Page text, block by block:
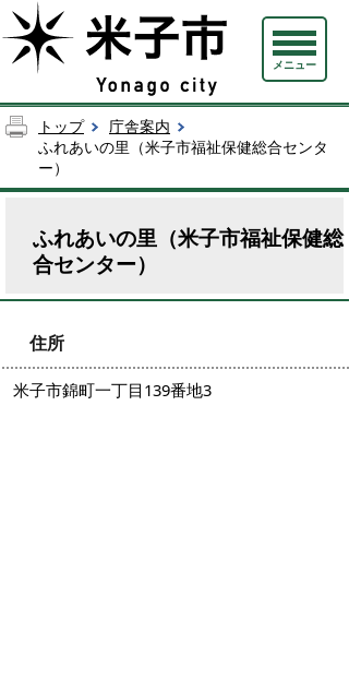
メニュー
トップ
庁舎案内
ふれあいの里（米子市福祉保健総合センタ
ー）
ふれあいの里（米子市福祉保健総
合センター）
住所
米子市錦町一丁目139番地3